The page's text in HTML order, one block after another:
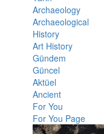
Archaeology
Archaeological
History
Art History
Gündem
Güncel
Aktüel
Ancient
For You
For You Page